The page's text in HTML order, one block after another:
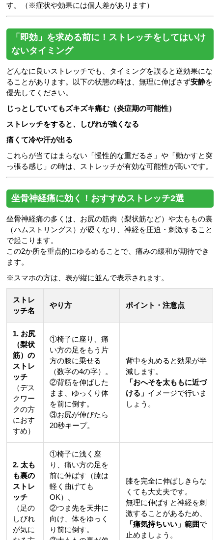
す。（※症状や効果には個人差があります）
「即効」を求める前に！ストレッチをしてはいけ
ないタイミング
どんなに良いストレッチでも、タイミングを誤ると逆効果にな
ることがあります。以下の状態の時は、無理に伸ばさず安静を
優先してください。
じっとしていてもズキズキ痛む（炎症期の可能性）
ストレッチをすると、しびれが強くなる
痛くて冷や汗が出る
これらが当てはまらない「慢性的な重だるさ」や「動かすと突
っ張る感じ」の時は、ストレッチが有効な可能性が高いです。
坐骨神経痛に効く！おすすめストレッチ2選
坐骨神経痛の多くは、お尻の筋肉（梨状筋など）や太ももの裏
（ハムストリングス）が硬くなり、神経を圧迫・刺激すること
で起こります。
この2か所を重点的にゆるめることで、痛みの緩和が期待でき
ます。
※スマホの方は、表が縦に並んで表示されます。
ストレ
ッチ名
やり方 ポイント・注意点
1. お尻
（梨状
筋）の
ストレ
ッチ
（デス
クワー
クの方
におす
すめ）
①椅子に座り、痛
い方の足をもう片
方の膝に乗せる
（数字の4の字）。
②背筋を伸ばした
まま、ゆっくり体
を前に倒す。
③お尻が伸びたら
20秒キープ。
背中を丸めると効果が半
減します。
「おへそを太ももに近づ
ける」 イメージで行いま
しょう。
2. 太も
も裏の
ストレ
ッチ
（足の
しびれ
が気に
①椅子に浅く座
り、痛い方の足を
前に伸ばす（膝は
軽く曲げても
OK）。
②つま先を天井に
向け、体をゆっく
り前に倒す。
膝を完全に伸ばしきらな
くても大丈夫です。
無理に伸ばすと神経を刺
激することがあるため、
「痛気持ちいい」範囲で
止めましょう。